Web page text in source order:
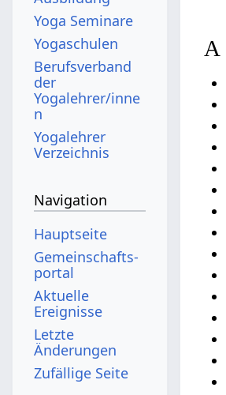
A
Yoga Seminare
Yogaschulen
Berufsverband
der
Yogalehrer/inne
n
Yogalehrer
Verzeichnis
Navigation
Hauptseite
Gemeinschafts­
portal
Aktuelle
Ereignisse
Letzte
Änderungen
Zufällige Seite